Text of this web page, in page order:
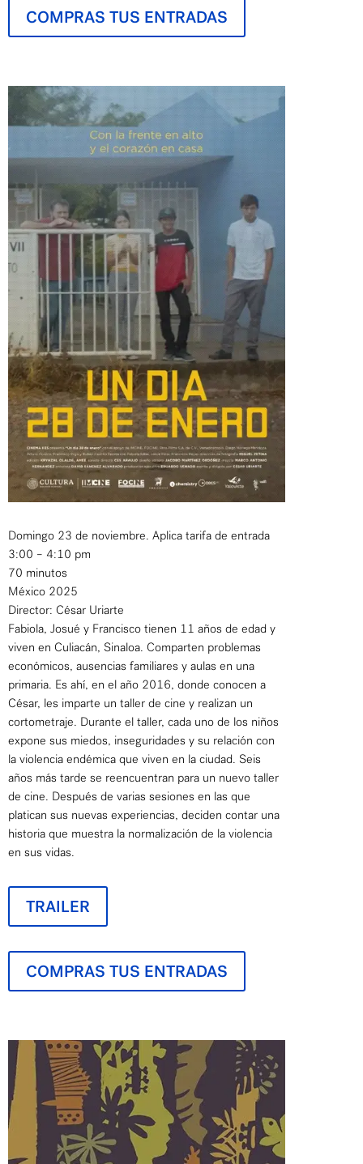
COMPRAS TUS ENTRADAS
Domingo 23 de noviembre. Aplica tarifa de entrada
3:00 – 4:10 pm
70 minutos
México 2025
Director: César Uriarte
Fabiola, Josué y Francisco tienen 11 años de edad y
viven en Culiacán, Sinaloa. Comparten problemas
económicos, ausencias familiares y aulas en una
primaria. Es ahí, en el año 2016, donde conocen a
César, les imparte un taller de cine y realizan un
cortometraje. Durante el taller, cada uno de los niños
expone sus miedos, inseguridades y su relación con
la violencia endémica que viven en la ciudad. Seis
años más tarde se reencuentran para un nuevo taller
de cine. Después de varias sesiones en las que
platican sus nuevas experiencias, deciden contar una
historia que muestra la normalización de la violencia
en sus vidas.
TRAILER
COMPRAS TUS ENTRADAS